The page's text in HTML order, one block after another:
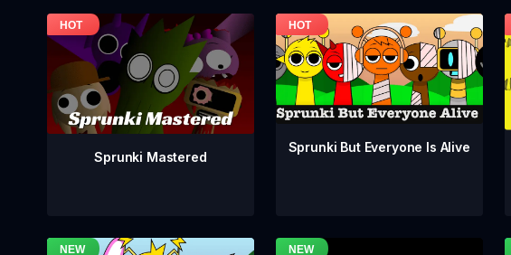
Sprunki Mastered
Sprunki But Everyone Is Alive